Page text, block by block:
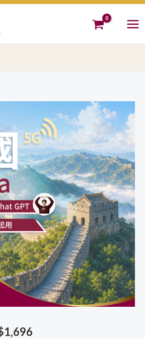
1,696
格
範
圍：
NT$240
到
NT$1,696